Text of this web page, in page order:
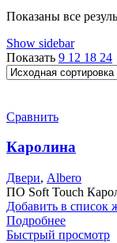
Показаны все
Show sidebar
Показать 9 12 18 24
Сравнить
Каролина
Двери, Albero
ПО Soft Touch
Добавить в список
Подробнее
Быстрый просмотр